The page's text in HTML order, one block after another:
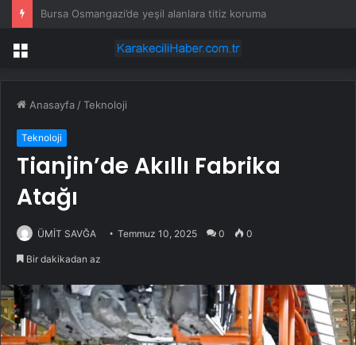
Menü
Anasayfa /Teknoloji
Teknoloji
Tianjin’de Akıllı Fabrika
Atağı
ÜMİT SAVĞA Temmuz 10, 2025 0 0
Bir dakikadan az